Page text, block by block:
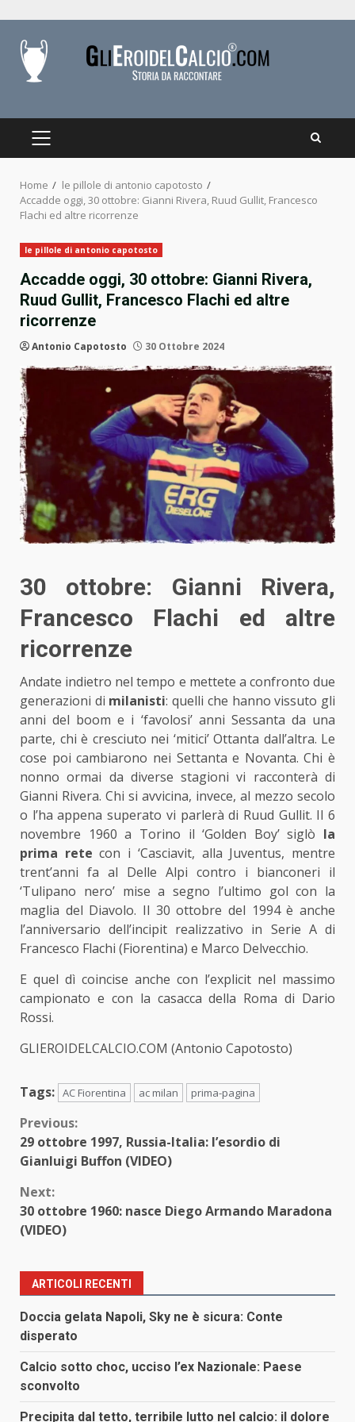
content
PRIMARY
Home
le pillole di antonio capotosto
Accadde oggi, 30 ottobre: Gianni Rivera, Ruud Gullit, Francesco
Flachi ed altre ricorrenze
le pillole di antonio capotosto
Accadde oggi, 30 ottobre: Gianni Rivera,
Ruud Gullit, Francesco Flachi ed altre
ricorrenze
Antonio Capotosto 30 Ottobre 2024
30 ottobre: Gianni Rivera,
Francesco Flachi ed altre
ricorrenze
Andate indietro nel tempo e mettete a confronto due
generazioni di milanisti: quelli che hanno vissuto gli
anni del boom e i ‘favolosi’ anni Sessanta da una
parte, chi è cresciuto nei ‘mitici’ Ottanta dall’altra. Le
cose poi cambiarono nei Settanta e Novanta. Chi è
nonno ormai da diverse stagioni vi racconterà di
Gianni Rivera. Chi si avvicina, invece, al mezzo secolo
o l’ha appena superato vi parlerà di Ruud Gullit. Il 6
novembre 1960 a Torino il ‘Golden Boy’ siglò la
prima rete con i ‘Casciavit, alla Juventus, mentre
trent’anni fa al Delle Alpi contro i bianconeri il
‘Tulipano nero’ mise a segno l’ultimo gol con la
maglia del Diavolo. Il 30 ottobre del 1994 è anche
l’anniversario dell’incipit realizzativo in Serie A di
Francesco Flachi (Fiorentina) e Marco Delvecchio.
E quel dì coincise anche con l’explicit nel massimo
campionato e con la casacca della Roma di Dario
Rossi.
GLIEROIDELCALCIO.COM (Antonio Capotosto)
Tags: AC Fiorentina ac milan prima-pagina
Continue
Reading
Previous:
29 ottobre 1997, Russia-Italia: l’esordio di
Gianluigi Buffon (VIDEO)
Next:
30 ottobre 1960: nasce Diego Armando Maradona
(VIDEO)
ARTICOLI RECENTI
Doccia gelata Napoli, Sky ne è sicura: Conte
disperato
Calcio sotto choc, ucciso l’ex Nazionale: Paese
sconvolto
Precipita dal tetto, terribile lutto nel calcio: il dolore